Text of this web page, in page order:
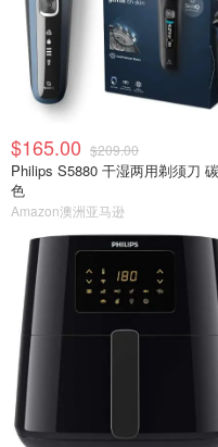
$165.00 $209.00
Philips S5880 干湿两用剃须刀
色
Amazon澳洲亚马逊